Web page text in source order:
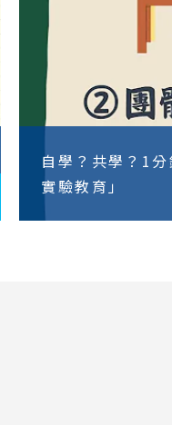
自學？共學？1
實驗教育」